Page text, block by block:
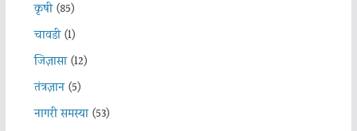
कृषी(85)
चावडी(1)
जिज्ञासा(12)
तंत्रज्ञान(5)
नागरी समस्या(53)